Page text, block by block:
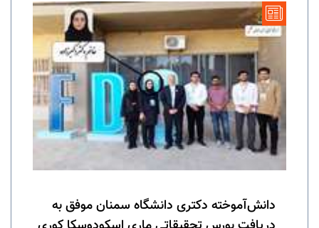
دانش‌آموخته دکتری دانشگاه سمنان موفق به